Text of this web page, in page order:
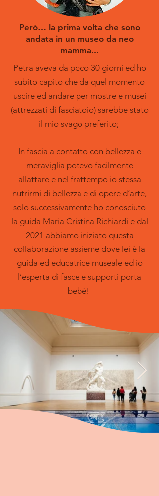
Però… la prima volta che sono
andata in un museo da neo
mamma...
Petra aveva da poco 30 giorni ed ho
subito capito che da quel momento
uscire ed andare per mostre e musei
(attrezzati di fasciatoio) sarebbe stato
il mio svago preferito;
In fascia a contatto con bellezza e
meraviglia potevo facilmente
allattare e nel frattempo io stessa
nutrirmi di bellezza e di opere d’arte,
solo successivamente ho conosciuto
la guida Maria Cristina Richiardi e dal
2021 abbiamo iniziato questa
collaborazione assieme dove lei è la
guida ed educatrice museale ed io
l’esperta di fasce e supporti porta
bebè!